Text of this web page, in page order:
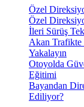
Özel
Özel
İleri Sürüş
Akan Trafikte
Yakalayın
Otoyolda
Eğitimi
Bayandan
Ediliyor?